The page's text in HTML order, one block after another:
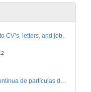
An introduction to CV’s, letters, and job searching